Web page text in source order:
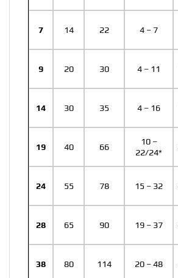
7 14 22 4 – 7
9 20 30 4 – 11
14 30 35 4 – 16
19 40 66
10 –
22/24*
24 55 78 15 – 32
28 65 90 19 – 37
38 80 114 20 – 48